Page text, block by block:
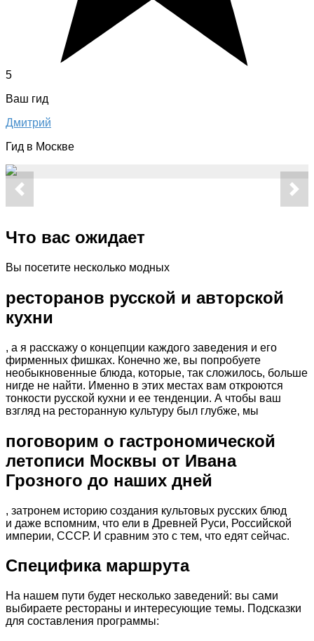
5
Ваш гид
Дмитрий
Гид в Москве
Что вас ожидает
Вы посетите несколько модных
ресторанов русской и авторской
кухни
, а я расскажу о концепции каждого заведения и его
фирменных фишках. Конечно же, вы попробуете
необыкновенные блюда, которые, так сложилось, больше
нигде не найти. Именно в этих местах вам откроются
тонкости русской кухни и ее тенденции. А чтобы ваш
взгляд на ресторанную культуру был глубже, мы
поговорим о гастрономической
летописи Москвы от Ивана
Грозного до наших дней
, затронем историю создания культовых русских блюд
и даже вспомним, что ели в Древней Руси, Российской
империи, СССР. И сравним это с тем, что едят сейчас.
Специфика маршрута
На нашем пути будет несколько заведений: вы сами
выбираете рестораны и интересующие темы. Подсказки
для составления программы: